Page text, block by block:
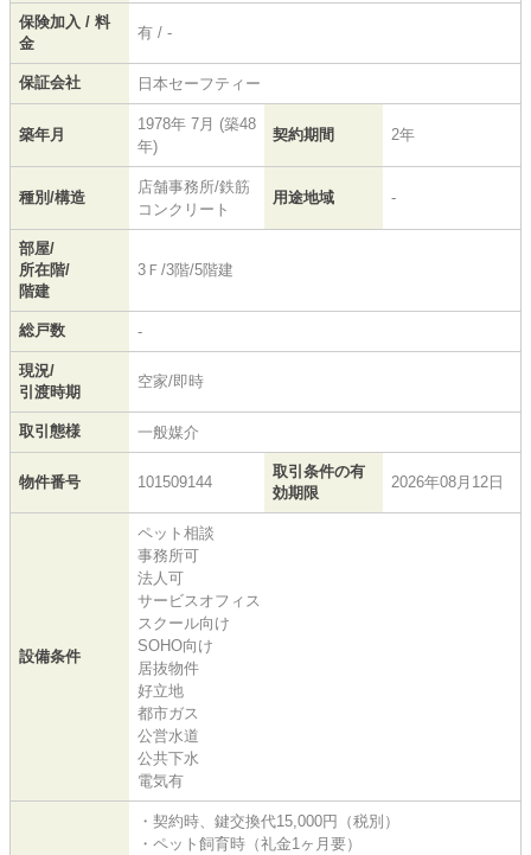
保険加入 / 料
金
有 / -
保証会社 日本セーフティー
築年月
1978年 7月 (築48
年)
契約期間 2年
種別/構造
店舗事務所/鉄筋
コンクリート
用途地域 -
部屋/
所在階/
階建
3Ｆ/3階/5階建
総戸数 -
現況/
引渡時期
空家/即時
取引態様 一般媒介
物件番号 101509144
取引条件の有
効期限
2026年08月12日
設備条件
ペット相談
事務所可
法人可
サービスオフィス
スクール向け
SOHO向け
居抜物件
好立地
都市ガス
公営水道
公共下水
電気有
・契約時、鍵交換代15,000円（税別）
・ペット飼育時（礼金1ヶ月要）